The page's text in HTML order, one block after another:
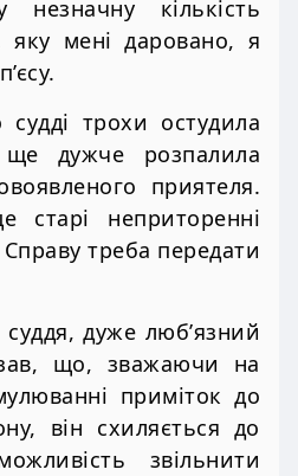
кількість
яку мені даровано, я
трохи остудила
дужче розпалила
приятеля.
неприторенні
Справу треба передати
суддя, дуже люб’язний
що, зважаючи на
приміток до
він схиляється до
звільнити